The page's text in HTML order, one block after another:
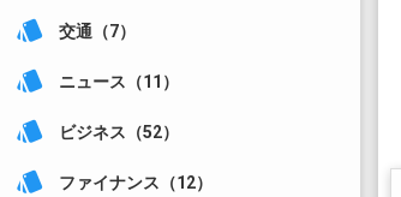
style 交通（7）
style ニュース（11）
style ビジネス（52）
style ファイナンス（12）